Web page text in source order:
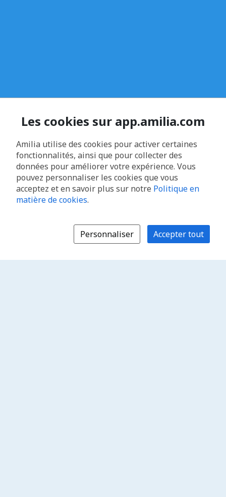
Les cookies sur app.amilia.com
Amilia utilise des cookies pour activer certaines
fonctionnalités, ainsi que pour collecter des
données pour améliorer votre expérience. Vous
pouvez personnaliser les cookies que vous
acceptez et en savoir plus sur notre Politique en
matière de cookies.
Personnaliser Accepter tout